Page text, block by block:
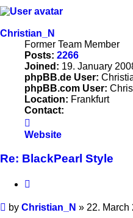
Christian_N
Former Team Member
Posts: 2266
Joined: 19. January
phpBB.de User:
phpBB.com User:
Location: Frankfurt
Contact:
Christian_N
Website
Re: BlackPearl Style
Post
by Christian_N » 22. March